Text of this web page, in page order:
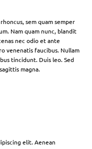
sem quam semper
Nam quam nunc, blandit
nec odio et ante
venenatis faucibus. Nullam
tincidunt. Duis leo. Sed
magna.
elit. Aenean